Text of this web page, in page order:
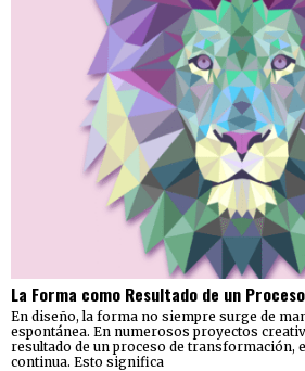
La Forma como Resultado de un Proceso
En diseño, la forma no siempre surge de
espontánea. En numerosos proyectos
resultado de un proceso de transformación,
continua. Esto significa